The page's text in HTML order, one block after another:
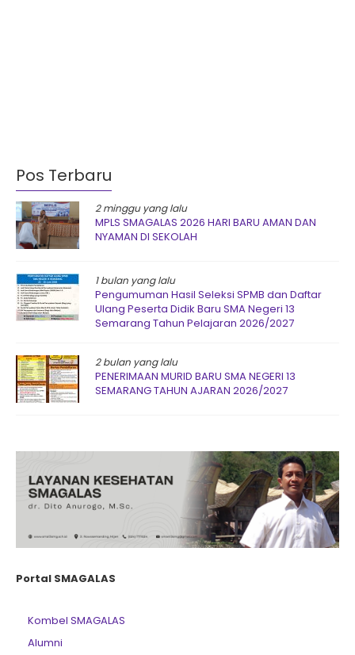
Pos Terbaru
2 minggu yang lalu
MPLS SMAGALAS 2026 HARI BARU AMAN DAN
NYAMAN DI SEKOLAH
1 bulan yang lalu
Pengumuman Hasil Seleksi SPMB dan Daftar
Ulang Peserta Didik Baru SMA Negeri 13
Semarang Tahun Pelajaran 2026/2027
2 bulan yang lalu
PENERIMAAN MURID BARU SMA NEGERI 13
SEMARANG TAHUN AJARAN 2026/2027
Portal SMAGALAS
Kombel SMAGALAS
Alumni